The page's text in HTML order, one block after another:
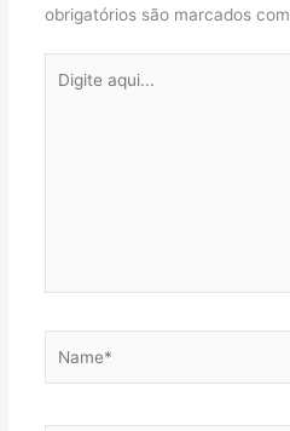
obrigatórios são marcados com
aqui...